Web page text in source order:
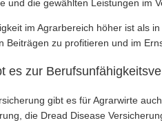
und die gewählten Leistungen im
im Agrarbereich höher ist als
Beiträgen zu profitieren und im
es zur
gibt es für Agrarwirte
die Dread Disease